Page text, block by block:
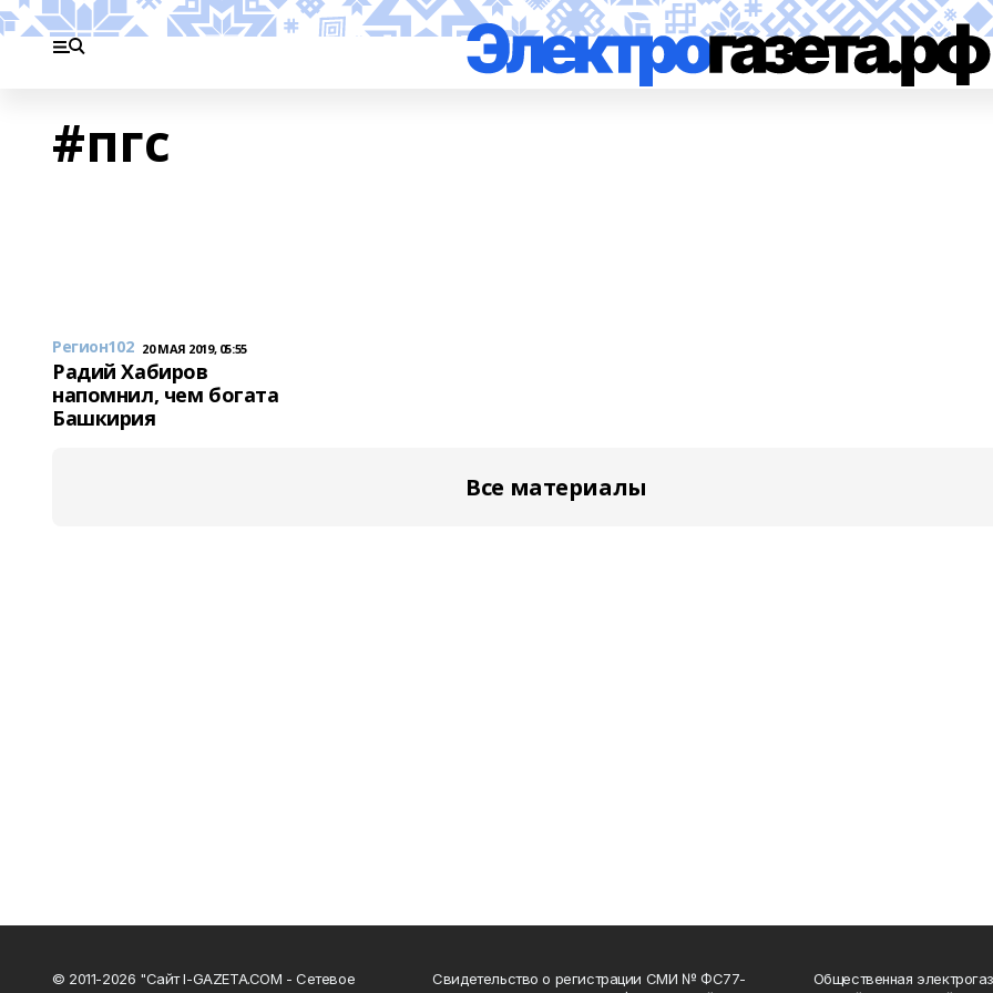
#пгс
Регион102 20 МАЯ 2019, 05:55
Радий Хабиров
напомнил, чем богата
Башкирия
Все материалы
© 2011-2026 "Сайт I-GAZETA.COM - Сетевое
Свидетельство о регистрации СМИ № ФС77-
Общественная